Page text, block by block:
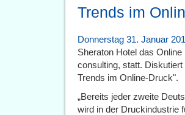
Trends im
Donnerstag 31. Januar
Sheraton Hotel das
consulting, statt.
Trends im Online-Druck".
„Bereits jeder zweite
wird in der Druckindustrie